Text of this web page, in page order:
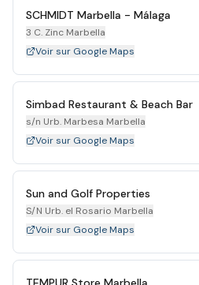
SCHMIDT Marbella - Málaga
3 C. Zinc Marbella
Voir sur Google Maps
Simbad Restaurant & Beach Bar
s/n Urb. Marbesa Marbella
Voir sur Google Maps
Sun and Golf Properties
S/N Urb. el Rosario Marbella
Voir sur Google Maps